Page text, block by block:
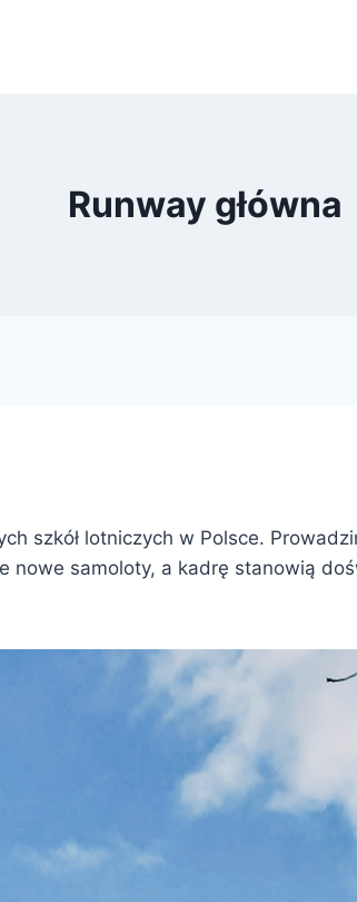
Runway główna
szkół lotniczych w Polsce.
nowe samoloty, a kadrę stanowią